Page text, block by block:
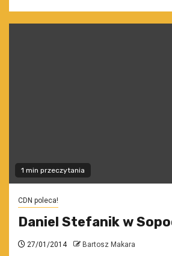
1 min przeczytania
CDN poleca!
Daniel Stefanik w
27/01/2014 Bartosz Makara